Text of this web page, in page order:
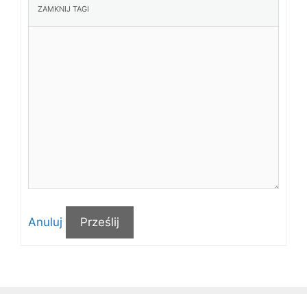
Anuluj Prześlij